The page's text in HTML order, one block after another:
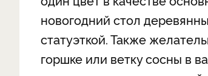
новогодний стол
статуэткой. Также
горшке или ветку сосны в